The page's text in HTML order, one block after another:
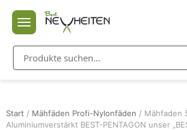
Start / Mähfäden Profi-Nylonfäden / Mähfaden
Aluminiumverstärkt BEST-PENTAGON unser